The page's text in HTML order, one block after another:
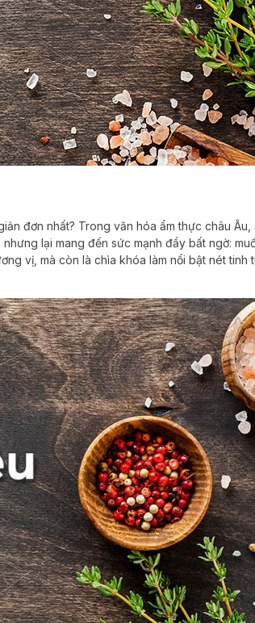
đơn nhất? Trong văn hóa ẩm thực châu Âu,
lại mang đến sức mạnh đầy bất ngờ:
vị, mà còn là chìa khóa làm nổi bật nét tinh